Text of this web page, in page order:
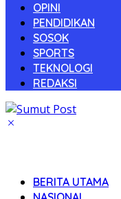
OPINI
PENDIDIKAN
SOSOK
SPORTS
TEKNOLOGI
REDAKSI
BERITA UTAMA